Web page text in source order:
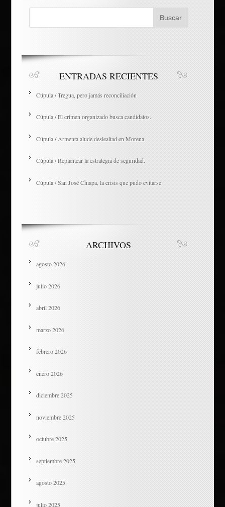
ENTRADAS RECIENTES
Cúpula / Tregua, pero jamás reconciliación
Cúpula / El crimen organizado busca candidatos.
Cúpula / Armenta alude deslealtad en Morena
Cúpula / Replantear la estrategia de seguridad.
Cúpula / San José Chiapa, la crisis que pudo evitarse
ARCHIVOS
agosto 2026
julio 2026
abril 2026
marzo 2026
febrero 2026
enero 2026
diciembre 2025
noviembre 2025
octubre 2025
septiembre 2025
agosto 2025
julio 2025